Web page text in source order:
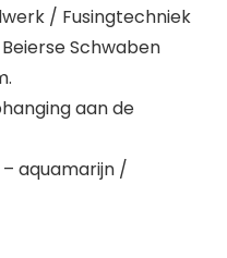
/ Fusingtechniek
Schwaben
aan de
aquamarijn /